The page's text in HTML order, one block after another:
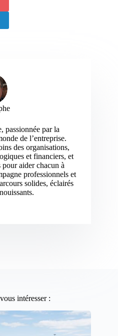
passionnée par la
de l’entreprise.
des organisations,
et financiers, et
pour aider chacun à
professionnels et
solides, éclairés
intéresser :